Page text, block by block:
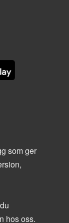
som ger
hos oss.